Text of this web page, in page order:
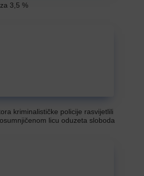
3,5 %
kriminalističke policije rasvijetlili
licu oduzeta sloboda